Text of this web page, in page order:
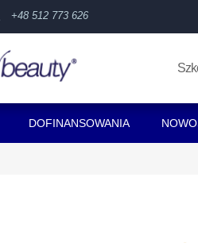
+48 512 773 626
DOFINANSOWANIA